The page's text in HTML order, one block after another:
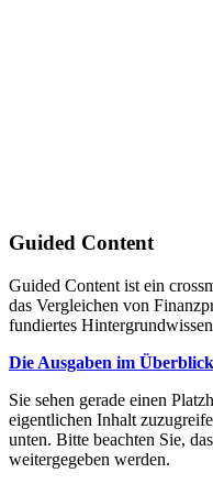
Guided Content
Guided Content ist ein
das Vergleichen von
fundiertes
Die Ausgaben im Überblick
Sie sehen gerade einen
eigentlichen Inhalt
unten. Bitte beachten Sie,
weitergegeben werden.